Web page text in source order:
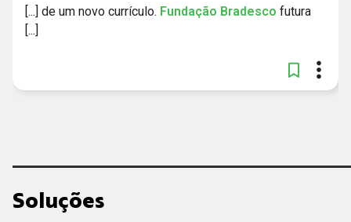
[...] de um novo currículo. Fundação Bradesco futura
[...]
Soluções